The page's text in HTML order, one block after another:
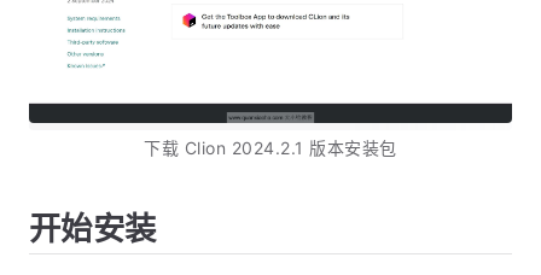
下载 Clion 2024.2.1 版本安装包
开始安装